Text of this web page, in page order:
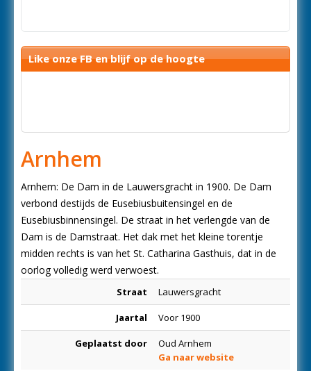
Like onze FB en blijf op de hoogte
Arnhem
Arnhem: De Dam in de Lauwersgracht in 1900. De Dam
verbond destijds de Eusebiusbuitensingel en de
Eusebiusbinnensingel. De straat in het verlengde van de
Dam is de Damstraat. Het dak met het kleine torentje
midden rechts is van het St. Catharina Gasthuis, dat in de
oorlog volledig werd verwoest.
Straat Lauwersgracht
Jaartal Voor 1900
Geplaatst door
Oud Arnhem
Ga naar website